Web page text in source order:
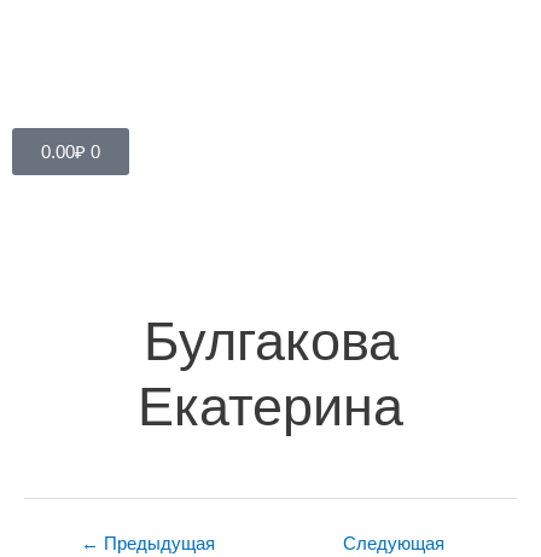
0.00₽ 0
Cart
Булгакова
Екатерина
← Предыдущая
Следующая